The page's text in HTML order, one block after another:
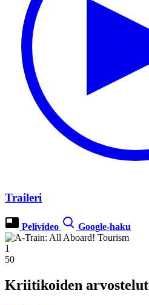
Traileri
Pelivideo Google-haku
1
50
Kriitikoiden arvostelut